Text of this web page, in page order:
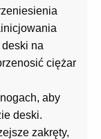
na
ciężar
aby
deski.
zakręty,